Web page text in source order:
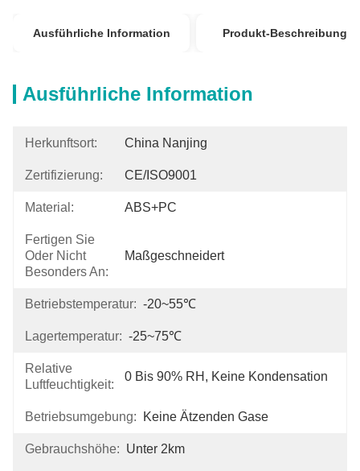
Ausführliche Information Produkt-Beschreibung
Ausführliche Information
Herkunftsort: China Nanjing
Zertifizierung: CE/ISO9001
Material: ABS+PC
Fertigen Sie
Oder Nicht
Besonders An:
Maßgeschneidert
Betriebstemperatur: -20~55℃
Lagertemperatur: -25~75℃
Relative
Luftfeuchtigkeit:
0 Bis 90% RH, Keine Kondensation
Betriebsumgebung: Keine Ätzenden Gase
Gebrauchshöhe: Unter 2km